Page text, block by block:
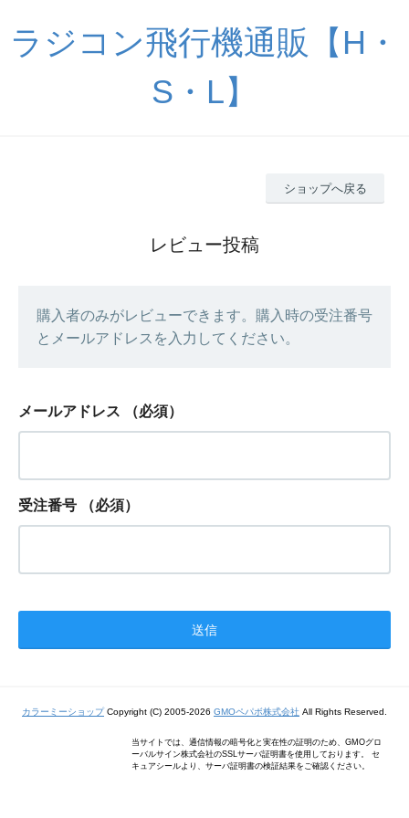
ラジコン飛行機通販【H・
S・L】
ショップへ戻る
レビュー投稿
購入者のみがレビューできます。購入時の受注番号
とメールアドレスを入力してください。
メールアドレス （必須）
受注番号 （必須）
カラーミーショップCopyright (C) 2005-2026 GMOペパボ株式会社 All Rights Reserved.
当サイトでは、通信情報の暗号化と実在性の証明のため、GMOグロ
ーバルサイン株式会社のSSLサーバ証明書を使用しております。 セ
キュアシールより、サーバ証明書の検証結果をご確認ください。